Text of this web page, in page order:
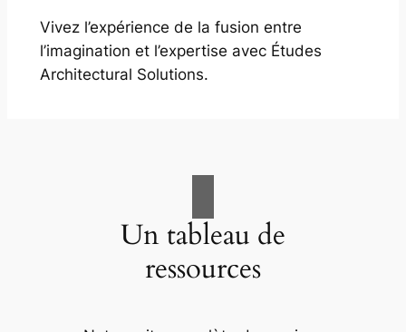
Vivez l’expérience de la fusion entre
l’imagination et l’expertise avec Études
Architectural Solutions.
Un tableau de
ressources